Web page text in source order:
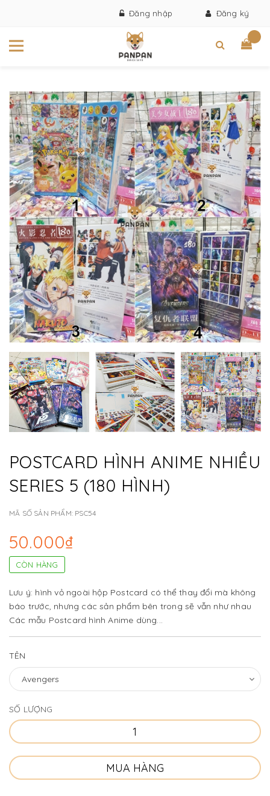
Đăng nhập Đăng ký
POSTCARD HÌNH ANIME NHIỀU
SERIES 5 (180 HÌNH)
MÃ SỐ SẢN PHẨM: PSC54
50.000₫
CÒN HÀNG
Lưu ý: hình vỏ ngoài hộp Postcard có thể thay đổi mà không
báo trước, nhưng các sản phẩm bên trong sẽ vẫn như nhau
Các mẫu Postcard hình Anime dùng...
TÊN
SỐ LƯỢNG
MUA HÀNG